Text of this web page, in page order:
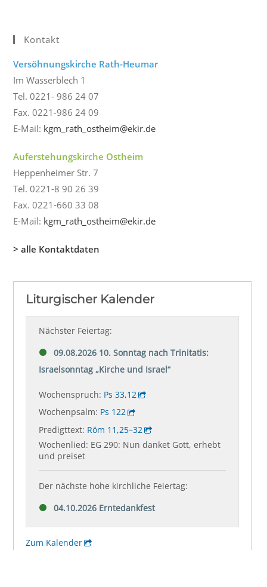
Kontakt
Versöhnungskirche Rath-Heumar
Im Wasserblech 1
Tel. 0221- 986 24 07
Fax. 0221-986 24 09
E-Mail: kgm_rath_ostheim@ekir.de
Auferstehungskirche Ostheim
Heppenheimer Str. 7
Tel. 0221-8 90 26 39
Fax. 0221-660 33 08
E-Mail: kgm_rath_ostheim@ekir.de
> alle Kontaktdaten